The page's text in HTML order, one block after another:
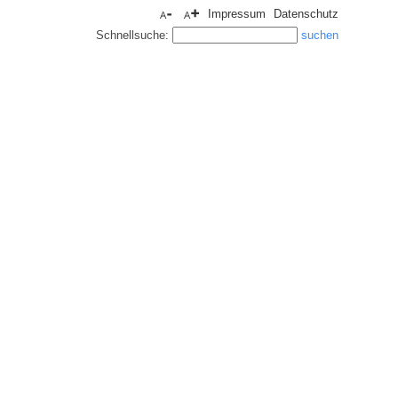
Impressum
Datenschutz
Schnellsuche: